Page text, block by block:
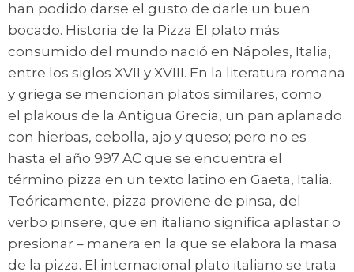
han podido darse el gusto de darle un buen
bocado. Historia de la Pizza El plato más
consumido del mundo nació en Nápoles, Italia,
entre los siglos XVII y XVIII. En la literatura romana
y griega se mencionan platos similares, como
el plakous de la Antigua Grecia, un pan aplanado
con hierbas, cebolla, ajo y queso; pero no es
hasta el año 997 AC que se encuentra el
término pizza en un texto latino en Gaeta, Italia.
Teóricamente, pizza proviene de pinsa, del
verbo pinsere, que en italiano significa aplastar o
presionar – manera en la que se elabora la masa
de la pizza. El internacional plato italiano se trata